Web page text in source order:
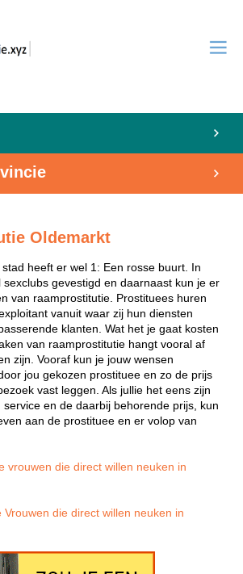
Oldemarkt
heeft er wel 1: Een rosse buurt. In
gevestigd en daarnaast kun je er
van raamprostitutie. Prostituees huren
vanuit waar zij hun diensten
klanten. Wat het je gaat kosten
van raamprostitutie hangt vooral af
zijn. Vooraf kun je jouw wensen
jou gekozen prostituee en zo de prijs
vast leggen. Als jullie het eens zijn
en de daarbij behorende prijs, kun
aan de prostituee en er volop van
vrouwen die direct willen neuken in
Vrouwen die direct willen neuken in